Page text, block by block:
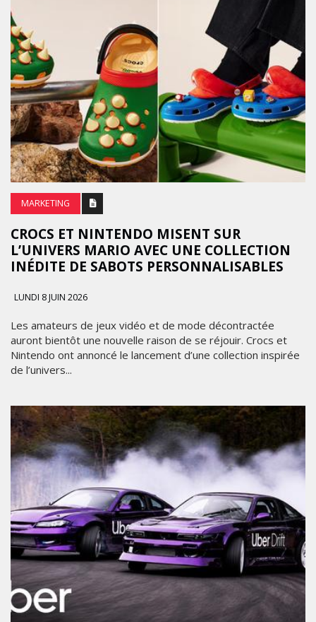
MARKETING
CROCS ET NINTENDO MISENT SUR
L’UNIVERS MARIO AVEC UNE COLLECTION
INÉDITE DE SABOTS PERSONNALISABLES
LUNDI 8 JUIN 2026
Les amateurs de jeux vidéo et de mode décontractée
auront bientôt une nouvelle raison de se réjouir. Crocs et
Nintendo ont annoncé le lancement d’une collection inspirée
de l’univers...